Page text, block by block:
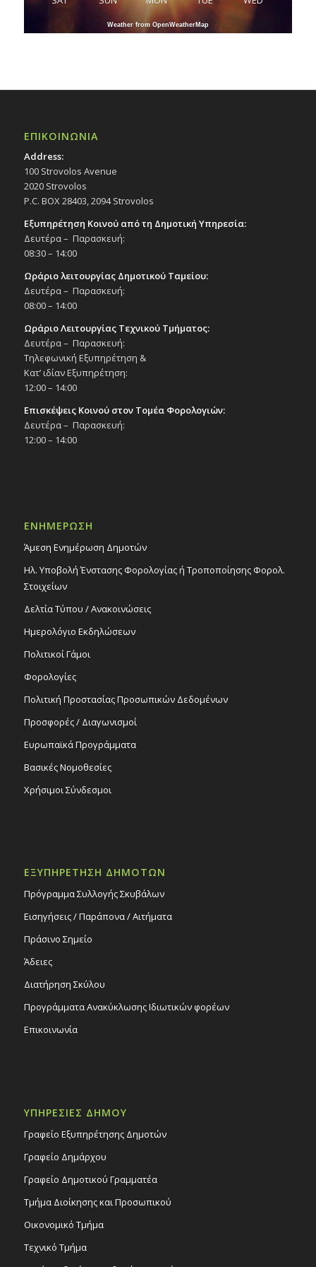
Weather from OpenWeatherMap
ΕΠΙΚΟΙΝΩΝΙΑ
Address:
100 Strovolos Avenue
2020 Strovolos
P.C. BOX 28403, 2094 Strovolos
Εξυπηρέτηση Κοινού από τη Δημοτική Υπηρεσία:
Δευτέρα – Παρασκευή:
08:30 – 14:00
Ωράριο λειτουργίας Δημοτικού Ταμείου:
Δευτέρα – Παρασκευή:
08:00 – 14:00
Ωράριο Λειτουργίας Τεχνικού Τμήματος:
Δευτέρα – Παρασκευή:
Τηλεφωνική Εξυπηρέτηση &
Κατ’ ιδίαν Εξυπηρέτηση:
12:00 – 14:00
Επισκέψεις Κοινού στον Τομέα Φορολογιών:
Δευτέρα – Παρασκευή:
12:00 – 14:00
ΕΝΗΜΕΡΩΣΗ
Άμεση Ενημέρωση Δημοτών
Ηλ. Υποβολή Ένστασης Φορολογίας ή Τροποποίησης Φορολ.
Στοιχείων
Δελτία Τύπου / Ανακοινώσεις
Ημερολόγιο Εκδηλώσεων
Πολιτικοί Γάμοι
Φορολογίες
Πολιτική Προστασίας Προσωπικών Δεδομένων
Προσφορές / Διαγωνισμοί
Ευρωπαϊκά Προγράμματα
Βασικές Νομοθεσίες
Χρήσιμοι Σύνδεσμοι
ΕΞΥΠΗΡΕΤΗΣΗ ΔΗΜΟΤΩΝ
Πρόγραμμα Συλλογής Σκυβάλων
Εισηγήσεις / Παράπονα / Αιτήματα
Πράσινο Σημείο
Άδειες
Διατήρηση Σκύλου
Προγράμματα Ανακύκλωσης Ιδιωτικών φορέων
Επικοινωνία
ΥΠΗΡΕΣΙΕΣ ΔΗΜΟΥ
Γραφείο Εξυπηρέτησης Δημοτών
Γραφείο Δημάρχου
Γραφείο Δημοτικού Γραμματέα
Τμήμα Διοίκησης και Προσωπικού
Οικονομικό Τμήμα
Τεχνικό Τμήμα